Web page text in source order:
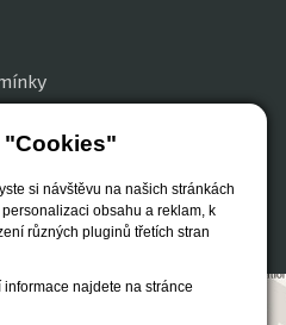
"Cookies"
si návštěvu na našich stránkách
obsahu a reklam, k
různých pluginů třetích stran
najdete na stránce